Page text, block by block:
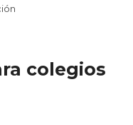
colegios